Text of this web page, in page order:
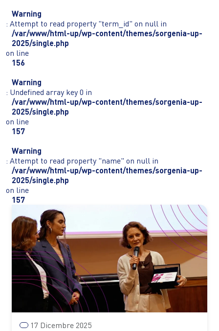
Warning
: Attempt to read property "term_id" on null in
/var/www/html-up/wp-content/themes/sorgenia-up-
2025/single.php
on line
156
Warning
: Undefined array key 0 in
/var/www/html-up/wp-content/themes/sorgenia-up-
2025/single.php
on line
157
Warning
: Attempt to read property "name" on null in
/var/www/html-up/wp-content/themes/sorgenia-up-
2025/single.php
on line
157
17 Dicembre 2025